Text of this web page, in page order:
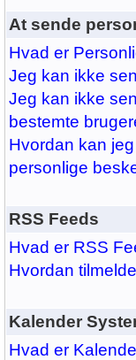
At sende
Hvad er
Jeg kan ikke
Jeg kan ikke
bestemte
Hvordan kan
personlige
RSS Feeds
Hvad er RSS
Hvordan
Kalender
Hvad er